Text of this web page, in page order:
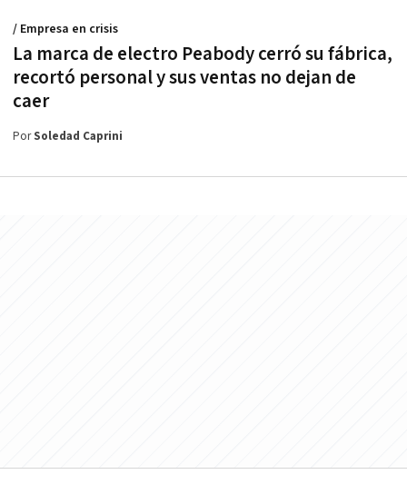
La marca de electro Peabody cerró su fábrica,
recortó personal y sus ventas no dejan de
caer
/ Empresa en crisis
PorSoledad Caprini